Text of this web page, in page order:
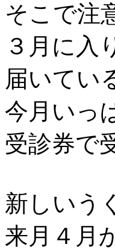
そこで注
３月に入
届いてい
今月いっ
受診券で
新しいう
来月４月